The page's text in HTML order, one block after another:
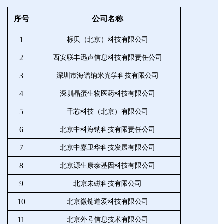
序号 公司名称
1 标贝（北京）科技有限公司
2 西安联丰迅声信息科技有限责任公司
3 深圳市海谱纳米光学科技有限公司
4 深圳晶蛋生物医药科技有限公司
5 千芯科技（北京）有限公司
6 北京中科海钠科技有限责任公司
7 北京中嘉卫华科技发展有限公司
8 北京源生康泰基因科技有限公司
9 北京未磁科技有限公司
10 北京微链道爱科技有限公司
11 北京外号信息技术有限公司